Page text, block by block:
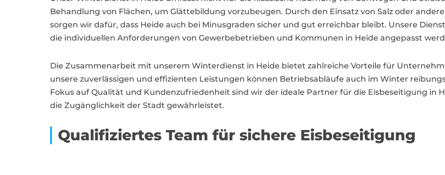
Behandlung von Flächen, um Glättebildung vorzubeugen. Durch den Einsatz von Salz oder
sorgen wir dafür, dass Heide auch bei Minusgraden sicher und gut erreichbar bleibt. Unsere
die individuellen Anforderungen von Gewerbebetrieben und Kommunen in Heide angepasst
Die Zusammenarbeit mit unserem Winterdienst in Heide bietet zahlreiche Vorteile für
unsere zuverlässigen und effizienten Leistungen können Betriebsabläufe auch im Winter
Fokus auf Qualität und Kundenzufriedenheit sind wir der ideale Partner für die Eisbeseitigung in
die Zugänglichkeit der Stadt gewährleistet.
Qualifiziertes Team für sichere Eisbeseitigung